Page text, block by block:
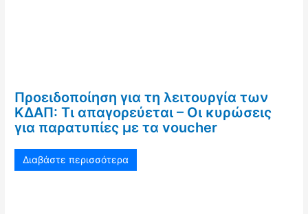
Προειδοποίηση για τη λειτουργία των
ΚΔΑΠ: Τι απαγορεύεται – Οι κυρώσεις
για παρατυπίες με τα voucher
Διαβάστε περισσότερα